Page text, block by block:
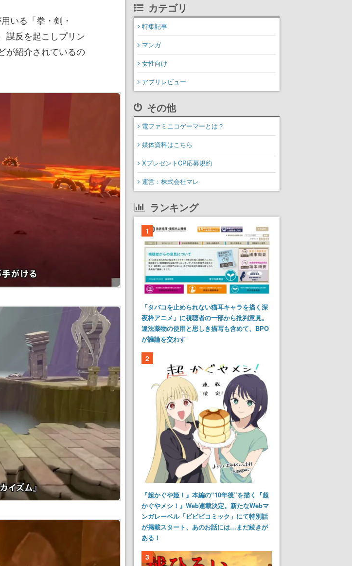
いる「拳・剣・
謀反を起こしプリン
が紹介されているの
カテゴリ
特集記事
マンガ
女性向け
アプリレビュー
その他
電ファミニコゲーマーとは？
媒体資料はこちら
XプレゼントCP応募規約
運営：株式会社マレ
ランキング
1
「タバコを止められない猫耳キャラを描く深
夜枠アニメ」に視聴者の一部から批判意見。
違法薬物の使用と思しき描写も含めて、BPO
が議論を交わす
2
『超かぐや姫！』本編の“10年後”を描く『超
かぐやメシ！』Web連載決定。新たなWebマ
ンガレーベル「ビビビコミック」にて特別話
が掲載スタート、あのお話には…まだ続きが
ある！
3